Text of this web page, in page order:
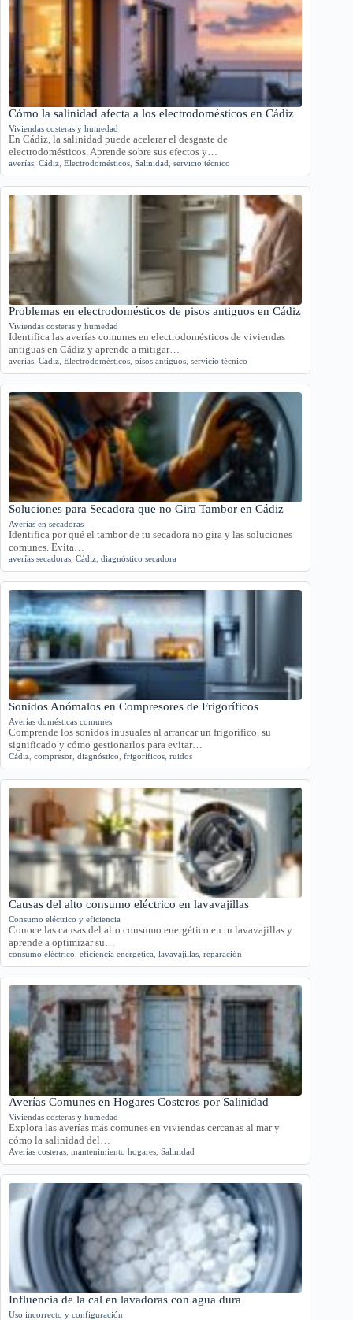
Cómo la salinidad afecta a los electrodomésticos en Cádiz
Viviendas costeras y humedad
En Cádiz, la salinidad puede acelerar el desgaste de
electrodomésticos. Aprende sobre sus efectos y…
averías Cádiz Electrodomésticos Salinidad servicio técnico
Problemas en electrodomésticos de pisos antiguos en Cádiz
Viviendas costeras y humedad
Identifica las averías comunes en electrodomésticos de viviendas
antiguas en Cádiz y aprende a mitigar…
averías Cádiz Electrodomésticos pisos antiguos servicio técnico
Soluciones para Secadora que no Gira Tambor en Cádiz
Averías en secadoras
Identifica por qué el tambor de tu secadora no gira y las soluciones
comunes. Evita…
averías secadoras Cádiz diagnóstico secadora
Sonidos Anómalos en Compresores de Frigoríficos
Averías domésticas comunes
Comprende los sonidos inusuales al arrancar un frigorífico, su
significado y cómo gestionarlos para evitar…
Cádiz compresor diagnóstico frigoríficos ruidos
Causas del alto consumo eléctrico en lavavajillas
Consumo eléctrico y eficiencia
Conoce las causas del alto consumo energético en tu lavavajillas y
aprende a optimizar su…
consumo eléctrico eficiencia energética lavavajillas reparación
Averías Comunes en Hogares Costeros por Salinidad
Viviendas costeras y humedad
Explora las averías más comunes en viviendas cercanas al mar y
cómo la salinidad del…
Averías costeras mantenimiento hogares Salinidad
Influencia de la cal en lavadoras con agua dura
Uso incorrecto y configuración